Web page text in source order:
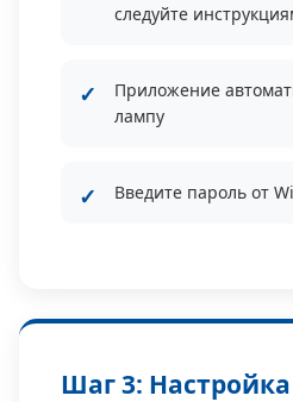
следуйте
Приложение
лампу
Введите пароль от
Шаг 3: